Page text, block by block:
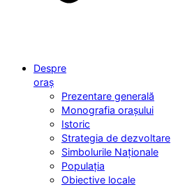
Despre
oraș
Prezentare generală
Monografia orașului
Istoric
Strategia de dezvoltare
Simbolurile Naționale
Populația
Obiective locale